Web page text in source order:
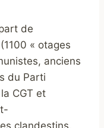
de
« otages
anciens
du Parti
CGT et
clandestins,